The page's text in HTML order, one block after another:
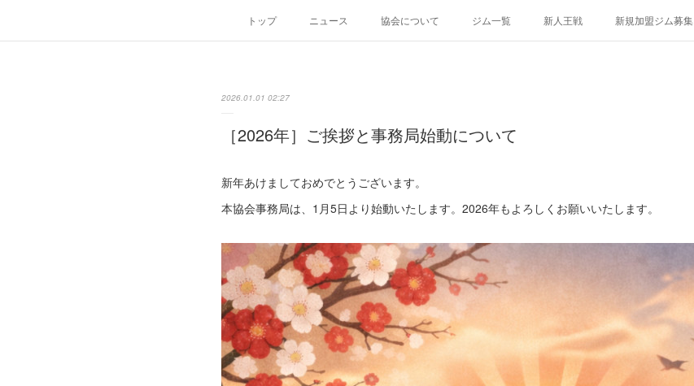
トップ ニュース 協会について ジム一覧 新人王戦 新規加盟ジム募集
2026.01.01 02:27
［2026年］ご挨拶と事務局始動について
新年あけましておめでとうございます。
本協会事務局は、1月5日より始動いたします。2026年もよろしくお願いいたします。